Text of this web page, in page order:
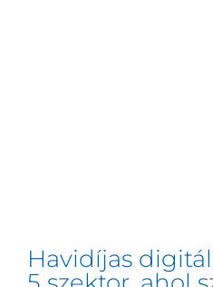
Havidíjas